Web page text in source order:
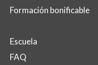
Formación bonificable
Escuela
FAQ